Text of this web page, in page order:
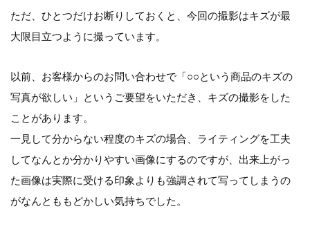
ただ、ひとつだけお断りしておくと、今回の撮影はキズが最
大限目立つように撮っています。
以前、お客様からのお問い合わせで「○○という商品のキズの
写真が欲しい」というご要望をいただき、キズの撮影をした
ことがあります。
一見して分からない程度のキズの場合、ライティングを工夫
してなんとか分かりやすい画像にするのですが、出来上がっ
た画像は実際に受ける印象よりも強調されて写ってしまうの
がなんとももどかしい気持ちでした。